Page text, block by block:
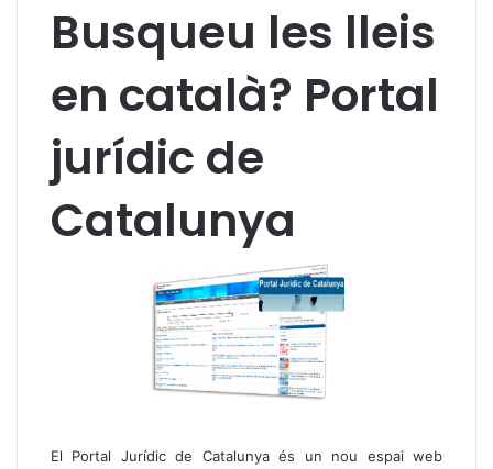
Busqueu les lleis
en català? Portal
jurídic de
Catalunya
El Portal Jurídic de Catalunya és un nou espai web